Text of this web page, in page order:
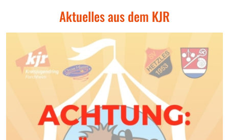
Aktuelles aus dem KJR